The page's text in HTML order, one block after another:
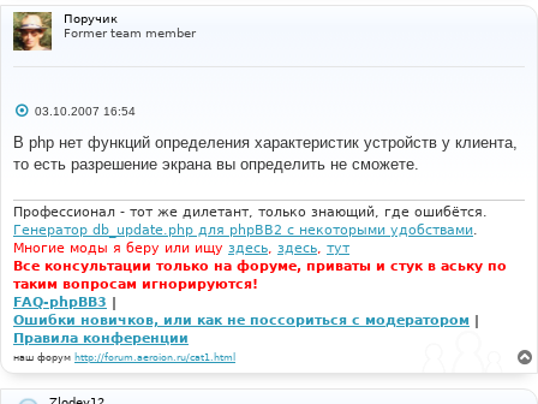
Поручик
Former team member
С
о
б
щ
и
03.10.2007 16:54
В php нет функций определения характеристик устройств у клиента,
то есть разрешение экрана вы определить не сможете.
Профессионал - тот же дилетант, только знающий, где ошибётся.
Генератор db_update.php для phpBB2 с некоторыми удобствами.
Многие моды я беру или ищу здесь, здесь, тут
Все консультации только на форуме, приваты и стук в аську по
таким вопросам игнорируются!
FAQ-phpBB3
Ошибки новичков, или как не поссориться с модератором
Правила конференции
наш форум http://forum.aeroion.ru/cat1.html